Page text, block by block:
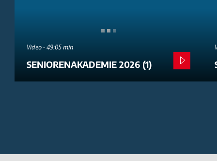
Video - 49:05 min
SENIORENAKADEMIE 2026 (1)